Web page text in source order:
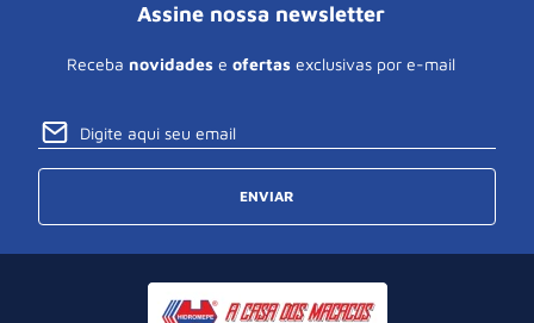
Assine nossa newsletter
Receba novidades e ofertas exclusivas por e-mail
ENVIAR